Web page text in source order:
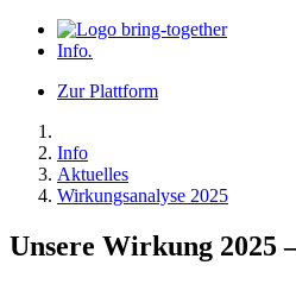
Info.
Zur Plattform
Info
Aktuelles
Wirkungsanalyse 2025
Unsere Wirkung 2025